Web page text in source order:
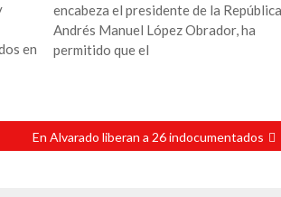
en
encabeza el presidente de la
Andrés Manuel López Obrador, ha
permitido que el
En Alvarado liberan a 26 indocumentados